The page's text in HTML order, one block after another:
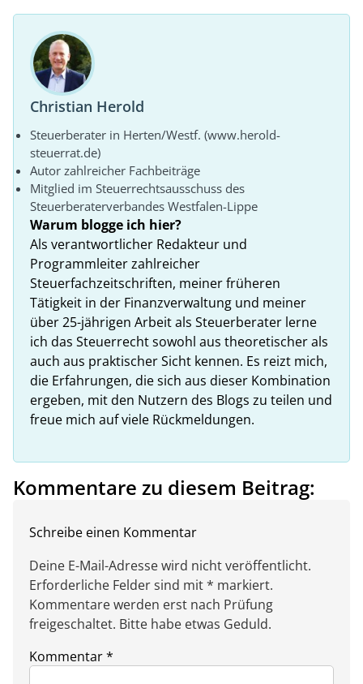
Christian Herold
Steuerberater in Herten/Westf. (www.herold-
steuerrat.de)
Autor zahlreicher Fachbeiträge
Mitglied im Steuerrechtsausschuss des
Steuerberaterverbandes Westfalen-Lippe
Warum blogge ich hier?
Als verantwortlicher Redakteur und
Programmleiter zahlreicher
Steuerfachzeitschriften, meiner früheren
Tätigkeit in der Finanzverwaltung und meiner
über 25-jährigen Arbeit als Steuerberater lerne
ich das Steuerrecht sowohl aus theoretischer als
auch aus praktischer Sicht kennen. Es reizt mich,
die Erfahrungen, die sich aus dieser Kombination
ergeben, mit den Nutzern des Blogs zu teilen und
freue mich auf viele Rückmeldungen.
Kommentare zu diesem Beitrag:
Schreibe einen Kommentar
Deine E-Mail-Adresse wird nicht veröffentlicht.
Erforderliche Felder sind mit * markiert.
Kommentare werden erst nach Prüfung
freigeschaltet. Bitte habe etwas Geduld.
Kommentar*